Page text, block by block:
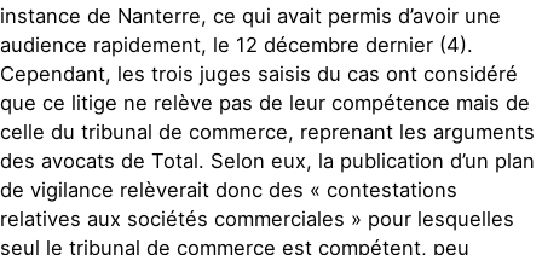
instance de Nanterre, ce qui avait permis d’avoir une
audience rapidement, le 12 décembre dernier (4).
Cependant, les trois juges saisis du cas ont considéré
que ce litige ne relève pas de leur compétence mais de
celle du tribunal de commerce, reprenant les arguments
des avocats de Total. Selon eux, la publication d’un plan
de vigilance relèverait donc des « contestations
relatives aux sociétés commerciales » pour lesquelles
seul le tribunal de commerce est compétent, peu